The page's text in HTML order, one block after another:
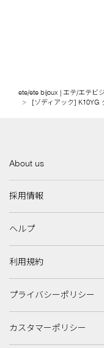
ete/ete bijoux | エテ/エテビ
[ゾディアック] K10YG
About us
採用情報
ヘルプ
利用規約
プライバシーポリシー
カスタマーポリシー